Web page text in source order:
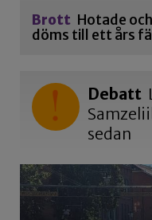
Brott Hotade
döms till ett års
Debatt
sedan